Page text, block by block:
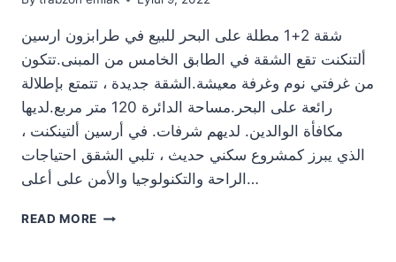
شقة 2+1 مطلة على البحر للبيع في طرابزون ارسين
ألتنكنت تقع الشقة في الطابق الخامس من المبنى.تتكون
من غرفتي نوم وغرفة معيشة.الشقة جديدة ، تتمتع بإطلالة
رائعة على البحر.مساحة الدائرة 120 متر مربع.لديها
مكافأة الوالدين. لديهم شرفات. في أرسين ألتينكنت ،
الذي يبرز كمشروع سكني حديث ، تلبي الشقق احتياجات
الراحة والتكنولوجيا والأمن على أعلى…
READ MORE شقة